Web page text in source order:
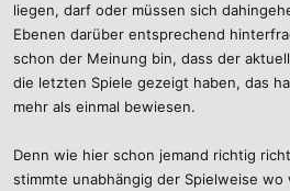
Das Problem das Anfang hat ist ganz
bevorzugtes 4-3-3 fehlt uns die
viel Masse aber null Klasse.
Für die 3er Kette fehlen uns hingegen
Für mich ist Anfang kein Blender, er ist
liegen, darf oder müssen sich
Ebenen darüber entsprechend
schon der Meinung bin, dass der
die letzten Spiele gezeigt haben, das
mehr als einmal bewiesen.
Denn wie hier schon jemand richtig
stimmte unabhängig der Spielweise wo